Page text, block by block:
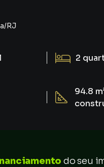
/RJ
2
94.8
do seu